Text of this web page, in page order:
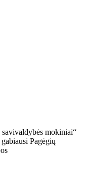
mokiniai“
Pagėgių